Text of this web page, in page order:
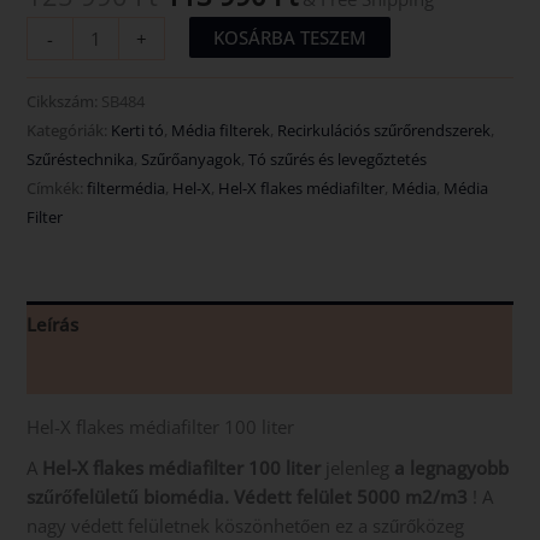
-
+ KOSÁRBA TESZEM
Cikkszám: SB484
Kategóriák: Kerti tó, Média filterek, Recirkulációs szűrőrendszerek,
Szűréstechnika, Szűrőanyagok,Tó szűrés és levegőztetés
Címkék:filtermédia, Hel-X, Hel-X flakes médiafilter, Média, Média
Filter
Leírás
Hel-X flakes médiafilter 100 liter
A Hel-X flakes médiafilter 100 liter jelenleg a legnagyobb
szűrőfelületű biomédia. Védett felület 5000 m2/m3 ! A
nagy védett felületnek köszönhetően ez a szűrőközeg